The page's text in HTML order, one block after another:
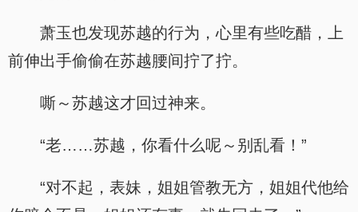
萧玉也发现苏越的行为，心里有些吃醋，上
前伸出手偷偷在苏越腰间拧了拧。
嘶～苏越这才回过神来。
“老……苏越，你看什么呢～别乱看！”
“对不起，表妹，姐姐管教无方，姐姐代他给